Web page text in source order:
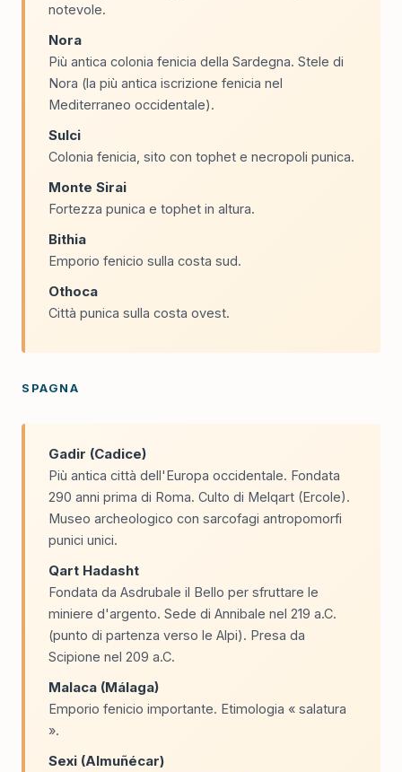
notevole.
Nora
Più antica colonia fenicia della Sardegna. Stele di
Nora (la più antica iscrizione fenicia nel
Mediterraneo occidentale).
Sulci
Colonia fenicia, sito con tophet e necropoli punica.
Monte Sirai
Fortezza punica e tophet in altura.
Bithia
Emporio fenicio sulla costa sud.
Othoca
Città punica sulla costa ovest.
SPAGNA
Gadir (Cadice)
Più antica città dell'Europa occidentale. Fondata
290 anni prima di Roma. Culto di Melqart (Ercole).
Museo archeologico con sarcofagi antropomorfi
punici unici.
Qart Hadasht
Fondata da Asdrubale il Bello per sfruttare le
miniere d'argento. Sede di Annibale nel 219 a.C.
(punto di partenza verso le Alpi). Presa da
Scipione nel 209 a.C.
Malaca (Málaga)
Emporio fenicio importante. Etimologia « salatura
».
Sexi (Almuñécar)